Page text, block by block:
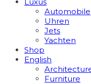
Automobile
Uhren
Jets
Yachten
Shop
English
Furniture